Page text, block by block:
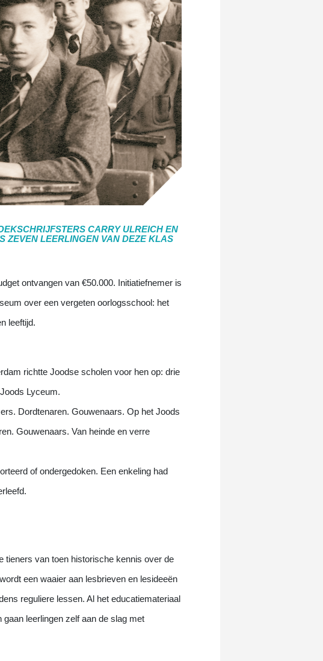
CARRY ULREICH EN
ZEVEN LEERLINGEN VAN DEZE KLAS
ontvangen van €50.000. Initiatiefnemer is
over een vergeten oorlogsschool: het
leeftijd.
richtte Joodse scholen voor hen op: drie
Lyceum.
Dordtenaren. Gouwenaars. Op het Joods
Gouwenaars. Van heinde en verre
of ondergedoken. Een enkeling had
tieners van toen historische kennis over de
een waaier aan lesbrieven en lesideeën
reguliere lessen. Al het educatiemateriaal
leerlingen zelf aan de slag met